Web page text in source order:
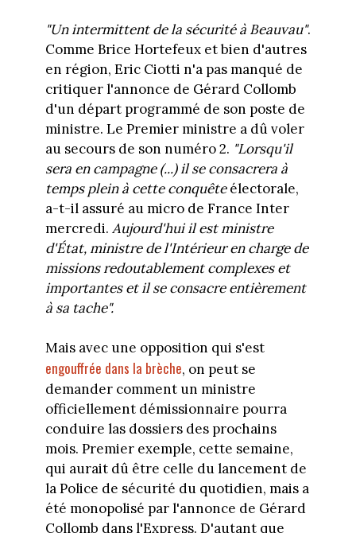
"Un intermittent de la sécurité à Beauvau".
Comme Brice Hortefeux et bien d'autres
en région, Eric Ciotti n'a pas manqué de
critiquer l'annonce de Gérard Collomb
d'un départ programmé de son poste de
ministre. Le Premier ministre a dû voler
au secours de son numéro 2. "Lorsqu'il
sera en campagne (...) il se consacrera à
temps plein à cette conquêteélectorale,
a-t-il assuré au micro de France Inter
mercredi. Aujourd'hui il est ministre
d'État, ministre de l'Intérieur en charge de
missions redoutablement complexes et
importantes et il se consacre entièrement
à sa tache".
Mais avec une opposition qui s'est
engouffrée dans la brèche, on peut se
demander comment un ministre
officiellement démissionnaire pourra
conduire las dossiers des prochains
mois. Premier exemple, cette semaine,
qui aurait dû être celle du lancement de
la Police de sécurité du quotidien, mais a
été monopolisé par l'annonce de Gérard
Collomb dans l'Express. D'autant que